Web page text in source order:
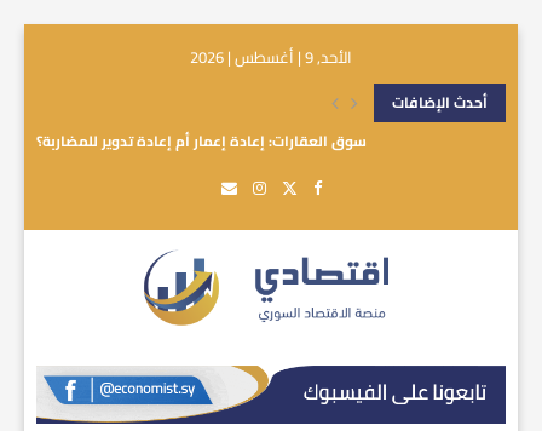
الأحد, 9 | أغسطس | 2026
أحدث الإضافات
سوق العقارات: إعادة إعمار أم إعادة تدوير للمضاربة؟